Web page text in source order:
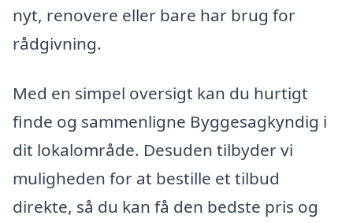
nyt, renovere eller bare har brug for
rådgivning.
Med en simpel oversigt kan du hurtigt
finde og sammenligne Byggesagkyndig i
dit lokalområde. Desuden tilbyder vi
muligheden for at bestille et tilbud
direkte, så du kan få den bedste pris og